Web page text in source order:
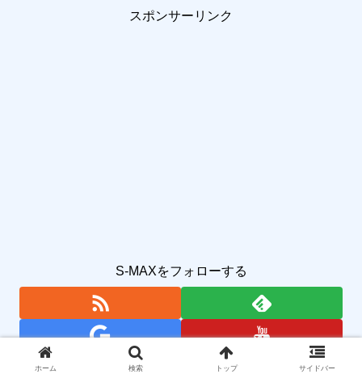
スポンサーリンク
S-MAXをフォローする
ホーム 検索 トップ サイドバー